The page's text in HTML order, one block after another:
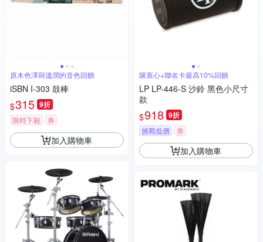
原木色澤與溫潤的音色回饋
iSBN I-303 鼓棒
$315 9折
限時下殺 券
加入購物車
購衷心+聯名卡最高10%回饋
LP LP-446-S 沙鈴 黑色小尺寸
款
$918 9折
挑戰低價 券
加入購物車